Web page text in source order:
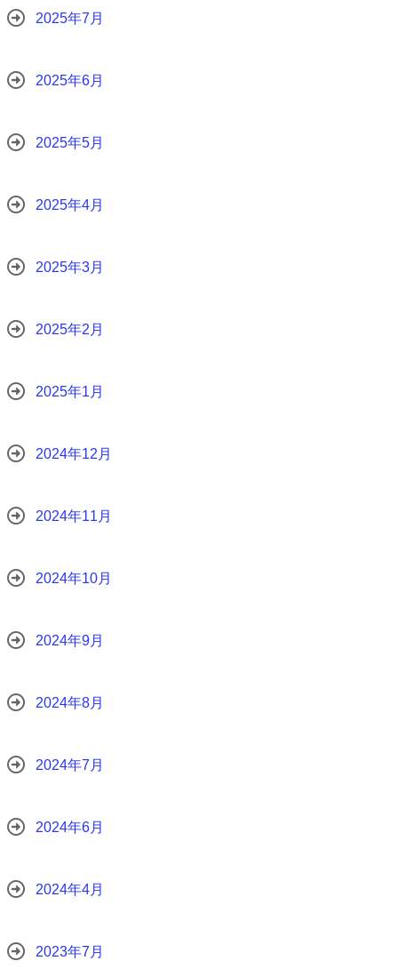
2025年7月
2025年6月
2025年5月
2025年4月
2025年3月
2025年2月
2025年1月
2024年12月
2024年11月
2024年10月
2024年9月
2024年8月
2024年7月
2024年6月
2024年4月
2023年7月